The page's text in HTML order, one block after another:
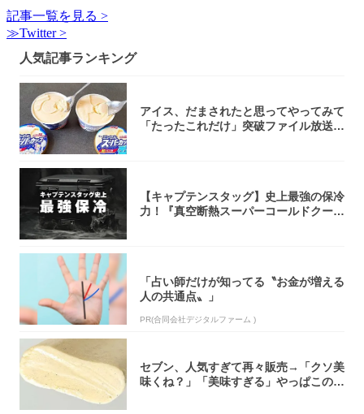
記事一覧を見る >
≫Twitter >
人気記事ランキング
アイス、だまされたと思ってやってみて
「たったこれだけ」突破ファイル放送で
【キャプテンスタッグ】史上最強の保冷
力！『真空断熱スーパーコールドクーラ
「占い師だけが知ってる〝お金が増える
人の共通点〟」
PR(合同会社デジタルファーム )
セブン、人気すぎて再々販売→「クソ美
味くね？」「美味すぎる」やっぱこのク